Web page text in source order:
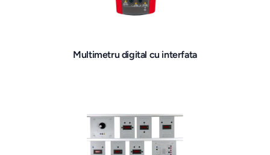
Multimetru digital cu interfata